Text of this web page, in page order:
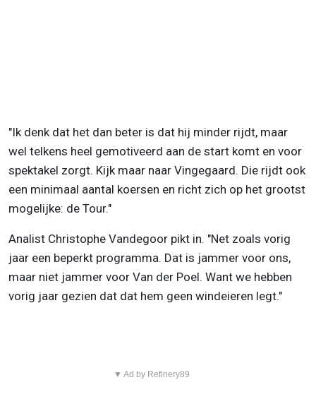
"Ik denk dat het dan beter is dat hij minder rijdt, maar
wel telkens heel gemotiveerd aan de start komt en voor
spektakel zorgt. Kijk maar naar Vingegaard. Die rijdt ook
een minimaal aantal koersen en richt zich op het grootst
mogelijke: de Tour."
Analist Christophe Vandegoor pikt in. "Net zoals vorig
jaar een beperkt programma. Dat is jammer voor ons,
maar niet jammer voor Van der Poel. Want we hebben
vorig jaar gezien dat dat hem geen windeieren legt."
▼ Ad by Refinery89